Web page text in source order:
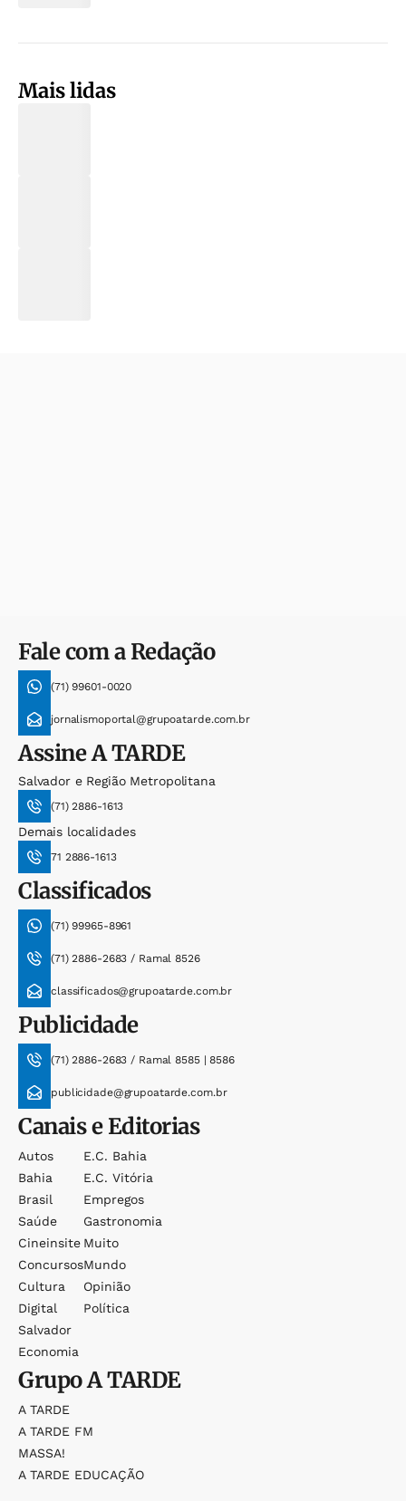
Mais lidas
Fale com a Redação
(71) 99601-0020
jornalismoportal@grupoatarde.com.br
AssineA TARDE
Salvador e Região Metropolitana
(71) 2886-1613
Demais localidades
71 2886-1613
Classificados
(71) 99965-8961
(71) 2886-2683 / Ramal 8526
classificados@grupoatarde.com.br
Publicidade
(71) 2886-2683 / Ramal 8585 | 8586
publicidade@grupoatarde.com.br
Canais e Editorias
Autos
Bahia
Brasil
Saúde
Cineinsite
Concursos
Cultura
Digital
Salvador
Economia
E.c. Bahia
E.c. Vitória
Empregos
Gastronomia
Muito
Mundo
Opinião
Política
GrupoA TARDE
A TARDE
A TARDE FM
MASSA!
A TARDE EDUCAÇÃO